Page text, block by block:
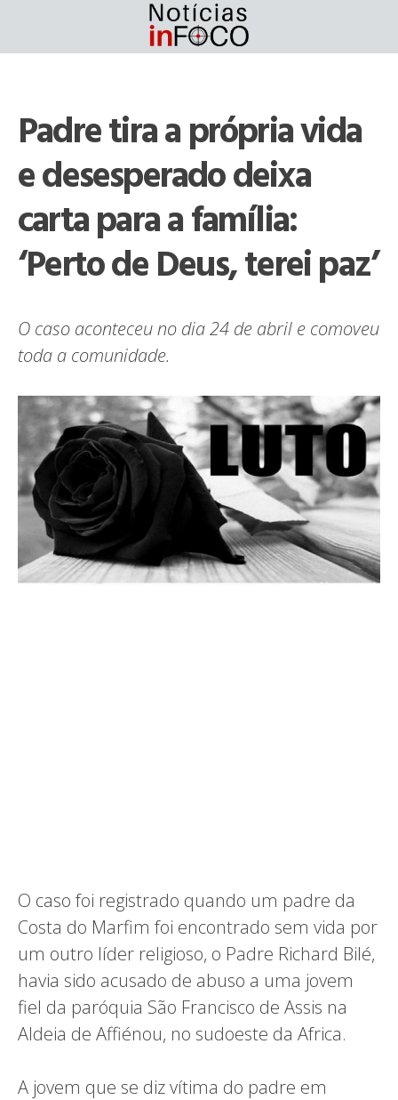
content
Padre tira a própria vida
e desesperado deixa
carta para a família:
‘Perto de Deus, terei paz’
O caso aconteceu no dia 24 de abril e comoveu
toda a comunidade.
O caso foi registrado quando um padre da
Costa do Marfim foi encontrado sem vida por
um outro líder religioso, o Padre Richard Bilé,
havia sido acusado de abuso a uma jovem
fiel da paróquia São Francisco de Assis na
Aldeia de Affiénou, no sudoeste da Africa.
A jovem que se diz vítima do padre em